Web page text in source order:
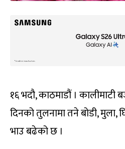
१६ भदौ, काठमाडौं ।
दिनको तुलनामा तने बोडी, मुला,
भाउ बढेको छ ।